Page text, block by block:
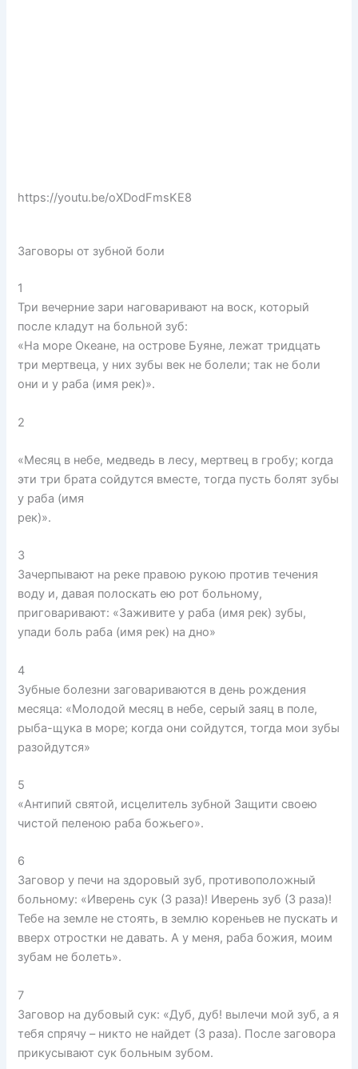
https://youtu.be/oXDodFmsKE8
Заговоры от зубной боли
1
Три вечерние зари наговаривают на воск, который
после кладут на больной зуб:
«На море Океане, на острове Буяне, лежат тридцать
три мертвеца, у них зубы век не болели; так не боли
они и у раба (имя рек)».
2
«Месяц в небе, медведь в лесу, мертвец в гробу; когда
эти три брата сойдутся вместе, тогда пусть болят зубы
у раба (имя
рек)».
3
Зачерпывают на реке правою рукою против течения
воду и, давая полоскать ею рот больному,
приговаривают: «Заживите у раба (имя рек) зубы,
упади боль раба (имя рек) на дно»
4
Зубные болезни заговариваются в день рождения
месяца: «Молодой месяц в небе, серый заяц в поле,
рыба-щука в море; когда они сойдутся, тогда мои зубы
разойдутся»
5
«Антипий святой, исцелитель зубной Защити своею
чистой пеленою раба божьего».
6
Заговор у печи на здоровый зуб, противоположный
больному: «Иверень сук (3 раза)! Иверень зуб (3 раза)!
Тебе на земле не стоять, в землю кореньев не пускать и
вверх отростки не давать. А у меня, раба божия, моим
зубам не болеть».
7
Заговор на дубовый сук: «Дуб, дуб! вылечи мой зуб, а я
тебя спрячу – никто не найдет (3 раза). После заговора
прикусывают сук больным зубом.